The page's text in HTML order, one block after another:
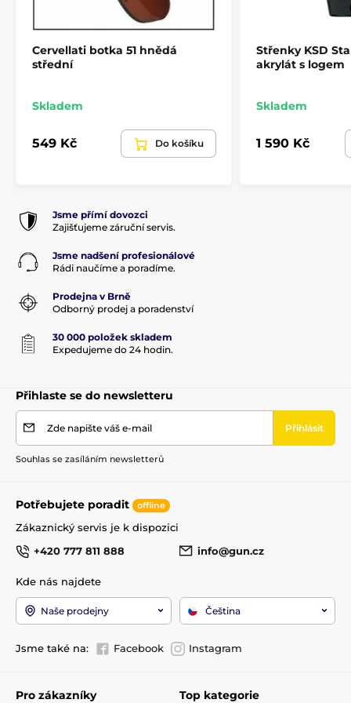
Cervellati botka 51 hnědá
střední
Skladem
549 Kč Do košíku
Střenky KSD
akrylát s logem
Skladem
1 590 Kč
Jsme přímí dovozci
Zajišťujeme záruční servis.
Jsme nadšení profesionálové
Rádi naučíme a poradíme.
Prodejna v Brně
Odborný prodej a poradenství
30 000 položek skladem
Expedujeme do 24 hodin.
Přihlaste se do newsletteru
Zde napište váš e-mail Přihlásit
Souhlas se zasíláním newsletterů
Potřebujete poradit offline
Zákaznický servis je k dispozici
+420 777 811 888
info@gun.cz
Kde nás najdete
Naše prodejny Čeština
Jsme také na: Facebook Instagram
Pro zákazníky Top kategorie